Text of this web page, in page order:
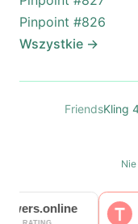
Pinpoint #826
Wszystkie →
FriendsKling